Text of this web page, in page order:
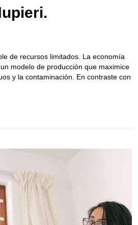
de recursos limitados. La economía
modelo de producción que maximice
y la contaminación. En contraste con